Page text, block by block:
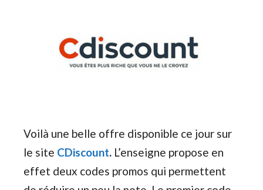
Voilà une belle offre disponible ce jour sur
le site CDiscount. L’enseigne propose en
effet deux codes promos qui permettent